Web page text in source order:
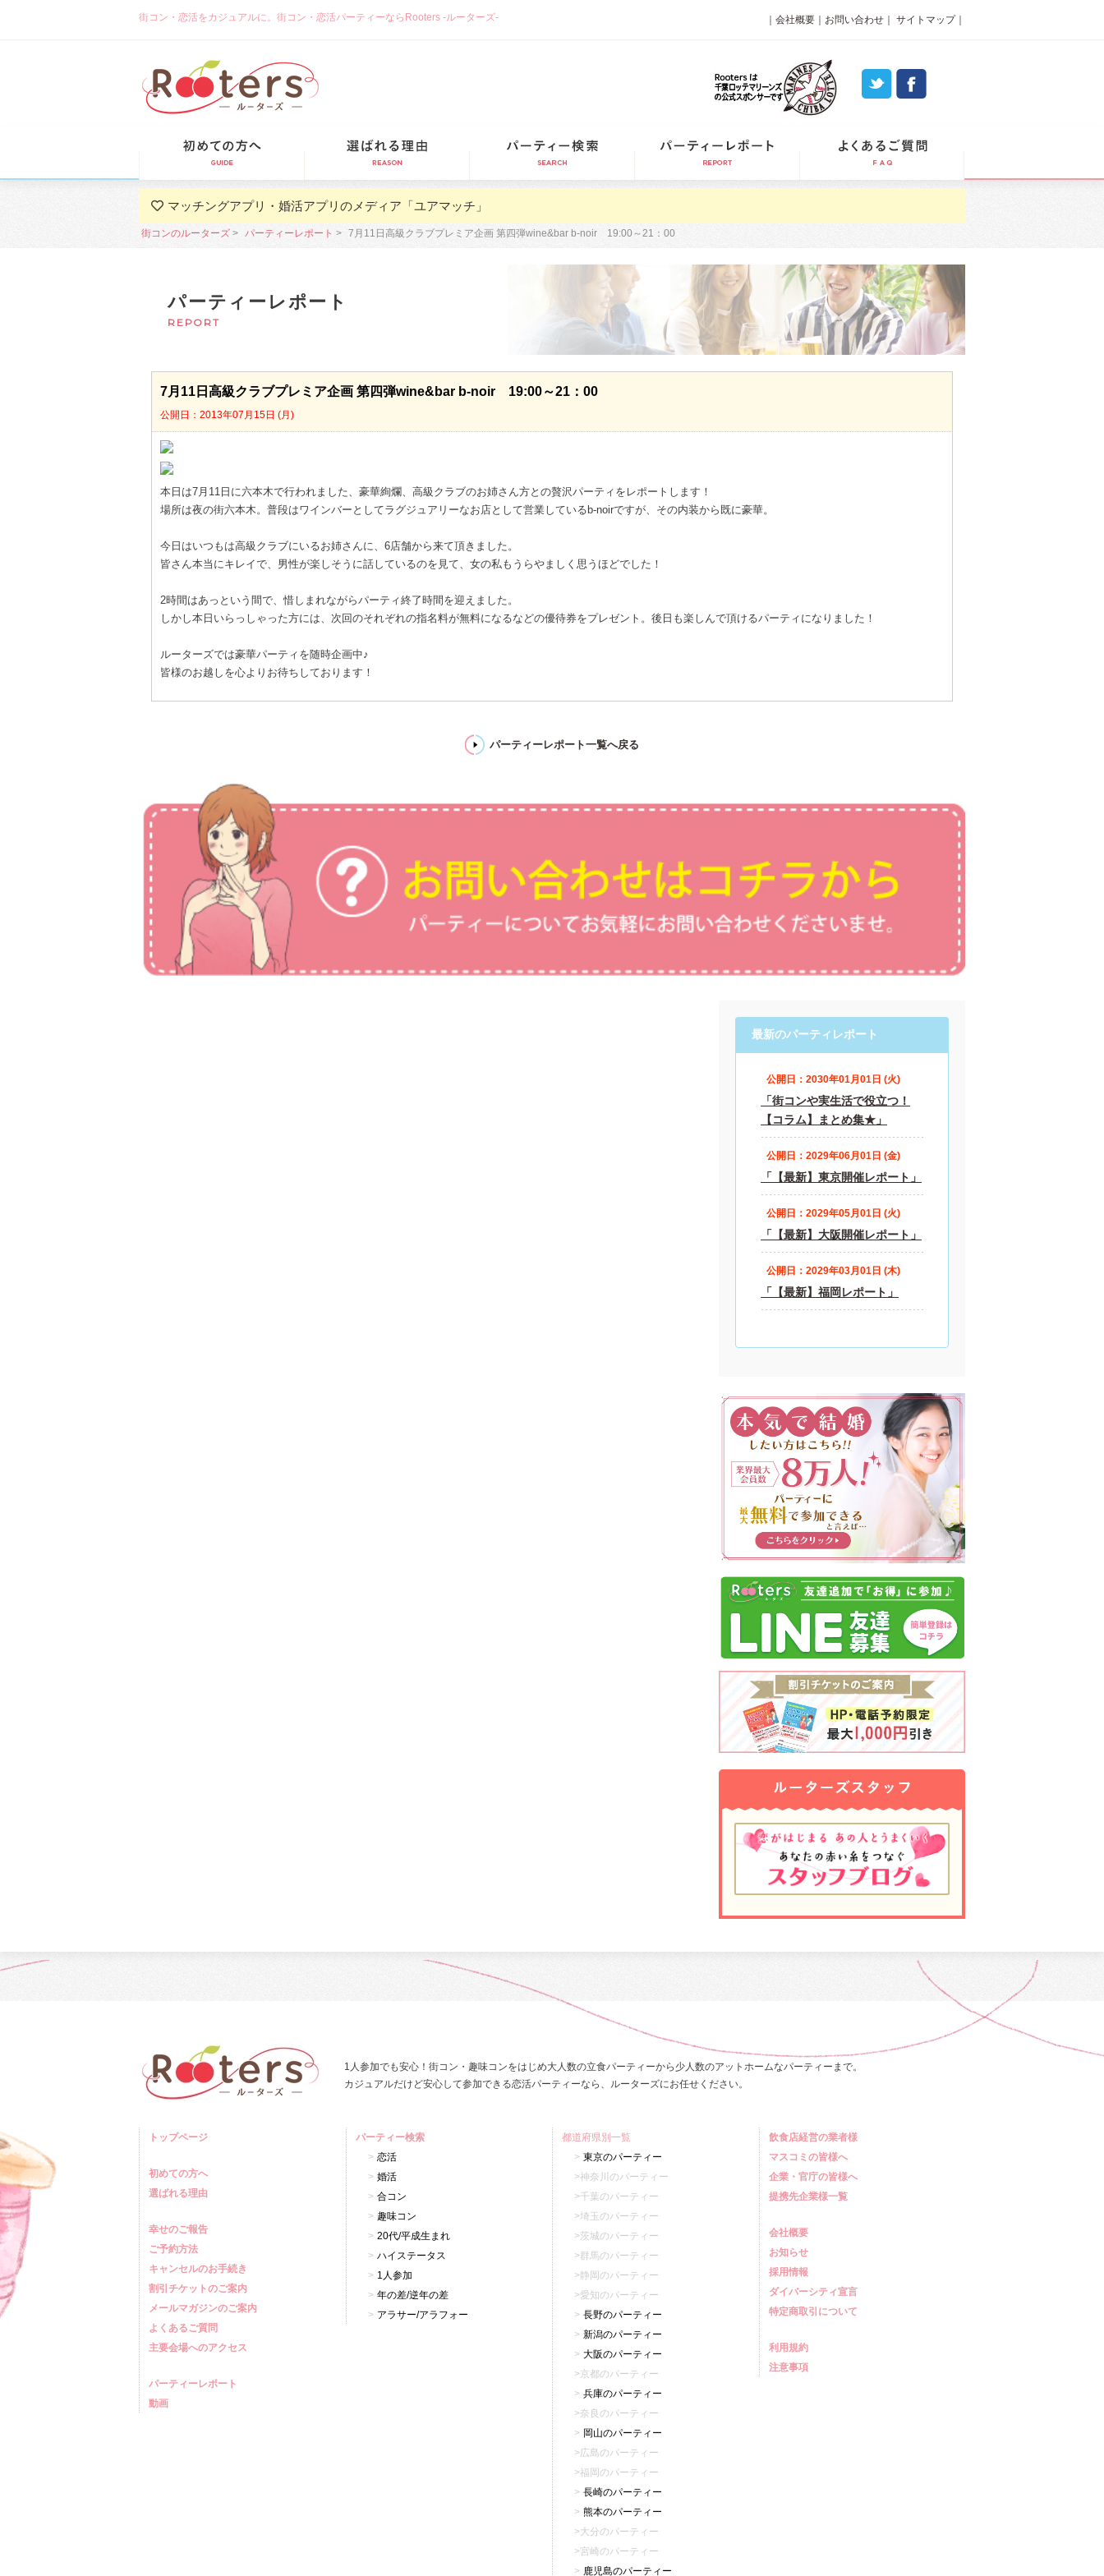
街コン・恋活をカジュアルに。街コン・恋活パーティーならRooters -ルーターズ- 会社概要 お問い合わせ サイトマップ｜
マッチングアプリ・婚活アプリのメディア「ユアマッチ」
街コンのルーターズ パーティーレポート 7月11日高級クラブプレミア企画 第四弾wine&bar b-noir 19:00～21：00
パーティーレポート
REPORT
7月11日高級クラブプレミア企画 第四弾wine&bar b-noir 19:00～21：00
公開日：2013年07月15日 (月)
本日は7月11日に六本木で行われました、豪華絢爛、高級クラブのお姉さん方との贅沢パーティをレポートします！
場所は夜の街六本木。普段はワインバーとしてラグジュアリーなお店として営業しているb-noirですが、その内装から既に豪華。
今日はいつもは高級クラブにいるお姉さんに、6店舗から来て頂きました。
皆さん本当にキレイで、男性が楽しそうに話しているのを見て、女の私もうらやましく思うほどでした！
2時間はあっという間で、惜しまれながらパーティ終了時間を迎えました。
しかし本日いらっしゃった方には、次回のそれぞれの指名料が無料になるなどの優待券をプレゼント。後日も楽しんで頂けるパーティになりました！
ルーターズでは豪華パーティを随時企画中♪
皆様のお越しを心よりお待ちしております！
パーティーレポート一覧へ戻る
最新のパーティレポート
公開日：2030年01月01日 (火)
「街コンや実生活で役立つ！
【コラム】まとめ集★」
公開日：2029年06月01日 (金)
「【最新】東京開催レポート」
公開日：2029年05月01日 (火)
「【最新】大阪開催レポート」
公開日：2029年03月01日 (木)
「【最新】福岡レポート」
1人参加でも安心！街コン・趣味コンをはじめ大人数の立食パーティーから少人数のアットホームなパーティーまで。
カジュアルだけど安心して参加できる恋活パーティーなら、ルーターズにお任せください。
トップページ
初めての方へ
選ばれる理由
幸せのご報告
ご予約方法
キャンセルのお手続き
割引チケットのご案内
メールマガジンのご案内
よくあるご質問
主要会場へのアクセス
パーティーレポート
動画
パーティー検索
恋活
婚活
合コン
趣味コン
20代/平成生まれ
ハイステータス
1人参加
年の差/逆年の差
アラサー/アラフォー
都道府県別一覧
東京のパーティー
神奈川のパーティー
千葉のパーティー
埼玉のパーティー
茨城のパーティー
群馬のパーティー
静岡のパーティー
愛知のパーティー
長野のパーティー
新潟のパーティー
大阪のパーティー
京都のパーティー
兵庫のパーティー
奈良のパーティー
岡山のパーティー
広島のパーティー
福岡のパーティー
長崎のパーティー
熊本のパーティー
大分のパーティー
宮崎のパーティー
鹿児島のパーティー
飲食店経営の業者様
マスコミの皆様へ
企業・官庁の皆様へ
提携先企業様一覧
会社概要
お知らせ
採用情報
ダイバーシティ宣言
特定商取引について
利用規約
注意事項